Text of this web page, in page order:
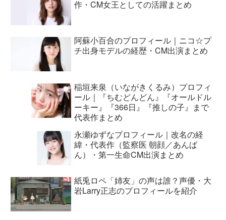
作・CM女王としての活躍まとめ
阿蘇小百合のプロフィール｜ニコ☆プ
チ出身モデルの経歴・CM出演まとめ
稲垣来泉（いながきくるみ）プロフィ
ール｜『ちむどんどん』『オールドル
ーキー』『366日』『推しの子』まで
代表作まとめ
永瀬ゆずなプロフィール｜改名の経
緯・代表作（監察医 朝顔／あんぱ
ん）・第一生命CM出演まとめ
紙兎ロペ「姉友」の声は誰？声優・大
岩Larry正志のプロフィールを紹介